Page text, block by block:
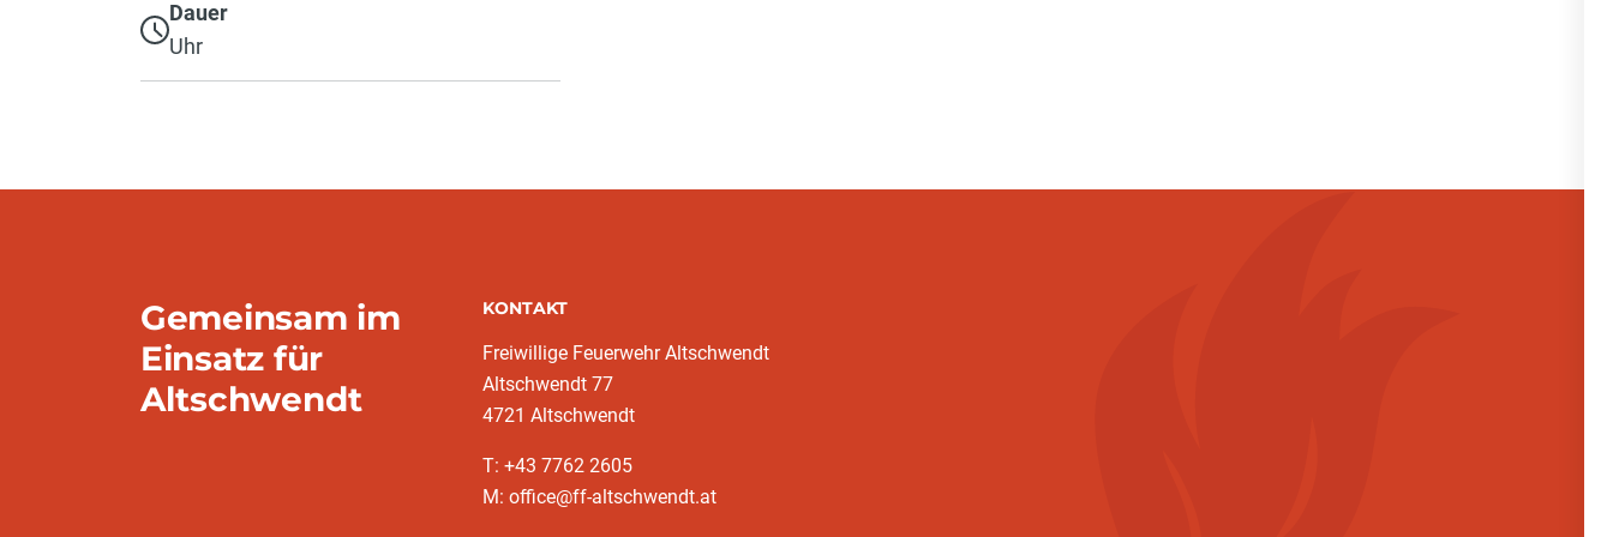
Dauer
Uhr
Gemeinsam im
Einsatz für
Altschwendt
KONTAKT
Freiwillige Feuerwehr Altschwendt
Altschwendt 77
4721 Altschwendt
T: +43 7762 2605
M: office@ff-altschwendt.at